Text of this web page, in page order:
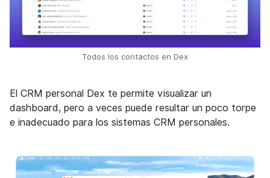
Todos los contactos en Dex
El CRM personal Dex te permite visualizar un
dashboard, pero a veces puede resultar un poco torpe
e inadecuado para los sistemas CRM personales.